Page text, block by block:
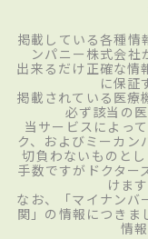
掲載している各種情
ンパニー株式会社
出来るだけ正確な情
に保証
掲載されている医療
必ず該当の
当サービスによっ
ク、およびミーカン
切負わないものと
手数ですがドクター
けま
なお、「マイナンバ
関」の情報につきま
情